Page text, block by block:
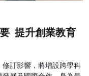
提升創業教育
訂影響，將增設跨學科